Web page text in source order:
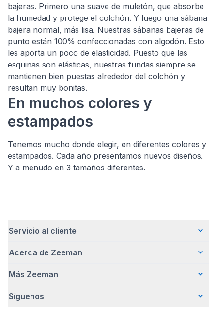
bajeras. Primero una suave de muletón, que absorbe
la humedad y protege el colchón. Y luego una sábana
bajera normal, más lisa. Nuestras sábanas bajeras de
punto están 100% confeccionadas con algodón. Esto
les aporta un poco de elasticidad. Puesto que las
esquinas son elásticas, nuestras fundas siempre se
mantienen bien puestas alrededor del colchón y
resultan muy bonitas.
En muchos colores y
estampados
Tenemos mucho donde elegir, en diferentes colores y
estampados. Cada año presentamos nuevos diseños.
Y a menudo en 3 tamaños diferentes.
Servicio al cliente
Preguntas frecuentes
Entrega
Devoluciones
Acerca de Zeeman
Quiénes somos
Cómo emprendemos de forma responsable
Más Zeeman
Promoción de body gratis
Síguenos